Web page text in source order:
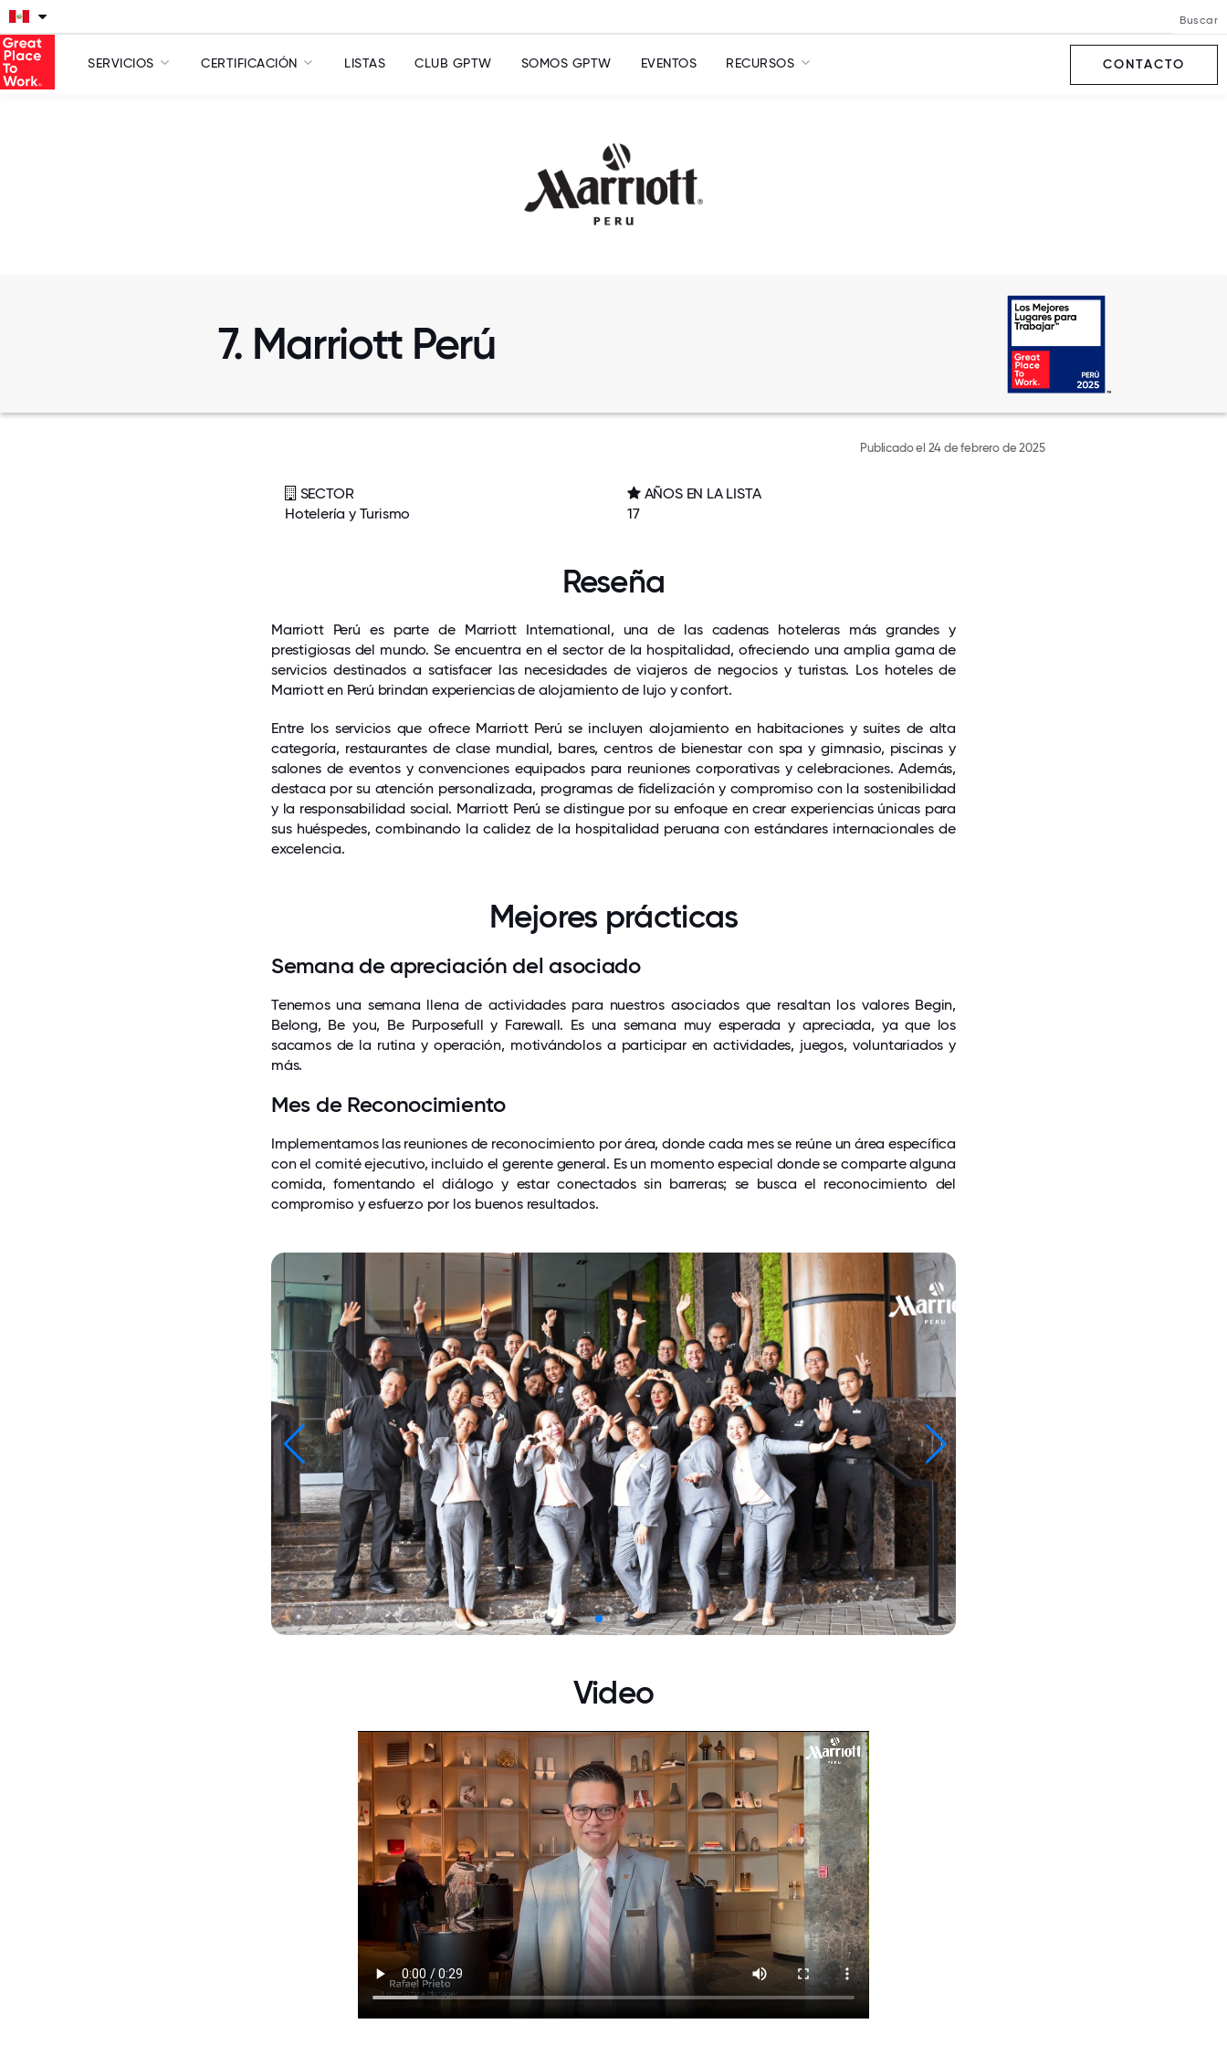
Buscar
SERVICIOS CERTIFICACIÓN LISTAS CLUB GPTW SOMOS GPTW EVENTOS RECURSOS CONTACTO
7. Marriott Perú
Publicado el 24 de febrero de 2025
SECTOR
Hotelería y Turismo
AÑOS EN LA LISTA
17
Reseña
Marriott Perú es parte de Marriott International, una de las cadenas hoteleras más grandes y
prestigiosas del mundo. Se encuentra en el sector de la hospitalidad, ofreciendo una amplia gama de
servicios destinados a satisfacer las necesidades de viajeros de negocios y turistas. Los hoteles de
Marriott en Perú brindan experiencias de alojamiento de lujo y confort.
Entre los servicios que ofrece Marriott Perú se incluyen alojamiento en habitaciones y suites de alta
categoría, restaurantes de clase mundial, bares, centros de bienestar con spa y gimnasio, piscinas y
salones de eventos y convenciones equipados para reuniones corporativas y celebraciones. Además,
destaca por su atención personalizada, programas de fidelización y compromiso con la sostenibilidad
y la responsabilidad social. Marriott Perú se distingue por su enfoque en crear experiencias únicas para
sus huéspedes, combinando la calidez de la hospitalidad peruana con estándares internacionales de
excelencia.
Mejores prácticas
Semana de apreciación del asociado
Tenemos una semana llena de actividades para nuestros asociados que resaltan los valores Begin,
Belong, Be you, Be Purposefull y Farewall. Es una semana muy esperada y apreciada, ya que los
sacamos de la rutina y operación, motivándolos a participar en actividades, juegos, voluntariados y
más.
Mes de Reconocimiento
Implementamos las reuniones de reconocimiento por área, donde cada mes se reúne un área específica
con el comité ejecutivo, incluido el gerente general. Es un momento especial donde se comparte alguna
comida, fomentando el diálogo y estar conectados sin barreras; se busca el reconocimiento del
compromiso y esfuerzo por los buenos resultados.
Video